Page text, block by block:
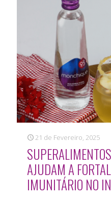
21 de Fevereiro, 2025
AJUDAM A
IMUNITÁRIO NO